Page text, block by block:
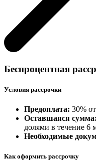
Беспроцентная
Условия рассрочки
Предоплата: 30%
Оставшаяся сумма:
долями в течение 6
Необходимые
Как оформить рассрочку